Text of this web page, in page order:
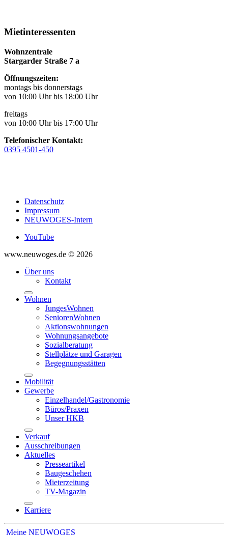
Mietinteressenten
Wohnzentrale
Stargarder Straße 7 a
Öffnungszeiten:
montags bis donnerstags
von 10:00 Uhr bis 18:00 Uhr
freitags
von 10:00 Uhr bis 17:00 Uhr
Telefonischer Kontakt:
0395 4501-450
Datenschutz
Impressum
NEUWOGES-Intern
YouTube
www.neuwoges.de © 2026
Über uns
Kontakt
Wohnen
JungesWohnen
SeniorenWohnen
Aktionswohnungen
Wohnungsangebote
Sozialberatung
Stellplätze und Garagen
Begegnungsstätten
Mobilität
Gewerbe
Einzelhandel/Gastronomie
Büros/Praxen
Unser HKB
Verkauf
Ausschreibungen
Aktuelles
Presseartikel
Baugeschehen
Mieterzeitung
TV-Magazin
Karriere
Meine NEUWOGES